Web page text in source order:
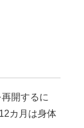
開するに
カ月は身体